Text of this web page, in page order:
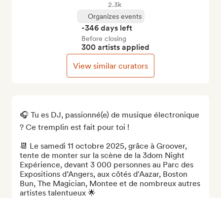
🎧 Tu es DJ, passionné(e) de musique électronique
? Ce tremplin est fait pour toi !
📆 Le samedi 11 octobre 2025, grâce à Groover,
tente de monter sur la scène de la 3dom Night
Expérience, devant 3 000 personnes au Parc des
Expositions d’Angers, aux côtés d'Aazar, Boston
Bun, The Magician, Montee et de nombreux autres
artistes talentueux 🌟
2.3k
Organizes events
-346 days left
Before closing
300 artists applied
View similar curators